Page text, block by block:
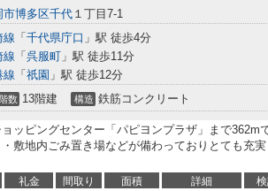
市博多区千代 １丁目7-1
線 「 千代県庁口 」駅 徒歩4分
線 「 呉服町 」駅 徒歩11分
線 「 祇園 」駅 徒歩12分
数 13階建 構造 鉄筋コンクリート
ッピングセンター「パピヨンプラザ」まで362m
敷地内ごみ置き場などが備わっておりとても充実
礼金 間取り 面積 詳細